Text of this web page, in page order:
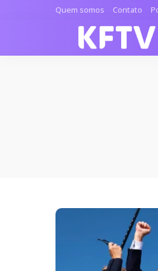
Quem somos Contato